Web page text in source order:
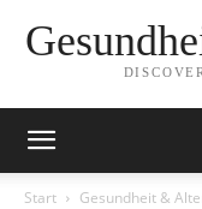
Start Gesundheit &